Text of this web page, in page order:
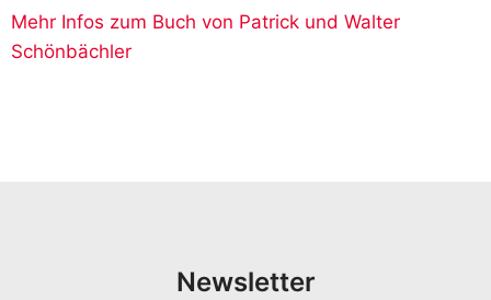
Mehr Infos zum Buch von Patrick und Walter
Schönbächler
Newsletter